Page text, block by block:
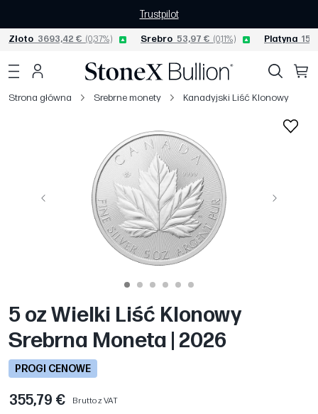
Trustpilot
Złoto 3693,42 € (0,37%) Srebro 53,97 € (0,11%) Platyna
Strona główna Srebrne monety Kanadyjski Liść Klonowy
Poprzedni Następny
5 oz Wielki Liść Klonowy
Srebrna Moneta | 2026
PROGI CENOWE
355,79 €
Brutto z VAT